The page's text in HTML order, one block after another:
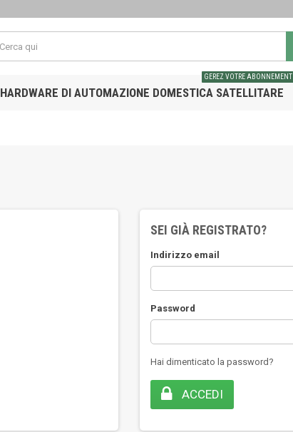
HARDWARE DI AUTOMAZIONE DOMESTICA SATELLITARE
GEREZ VOTRE ABONNEMENT
SEI GIÀ REGISTRATO?
Indirizzo email
Password
Hai dimenticato la password?
ACCEDI